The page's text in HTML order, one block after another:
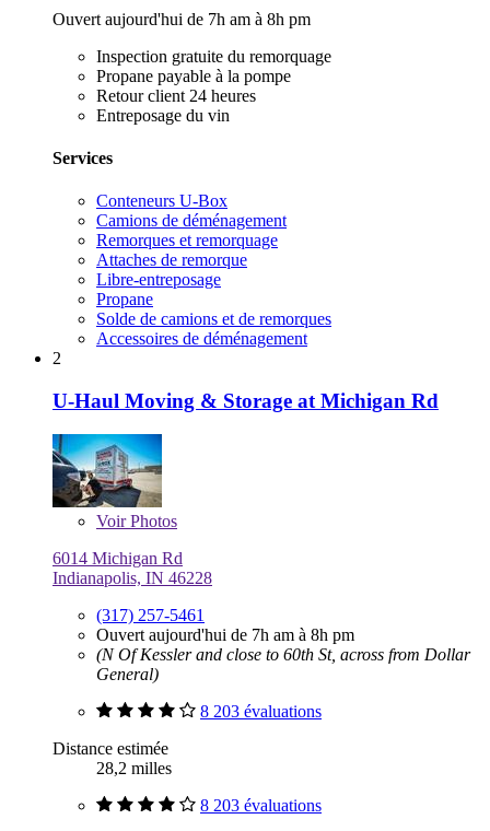
Ouvert aujourd'hui de 7h am à 8h pm
Inspection gratuite du remorquage
Propane payable à la pompe
Retour client 24 heures
Entreposage du vin
Services
Conteneurs U-Box
Camions de déménagement
Remorques et remorquage
Attaches de remorque
Libre-entreposage
Propane
Solde de camions et de remorques
Accessoires de déménagement
2
U-Haul Moving & Storage at Michigan Rd
VoirPhotos
6014 Michigan Rd
Indianapolis, IN 46228
(317) 257-5461
Ouvert aujourd'hui de 7h am à 8h pm
(N Of Kessler and close to 60th St, across from Dollar
General)
8 203 évaluations
Distance estimée
28,2 milles
8 203 évaluations